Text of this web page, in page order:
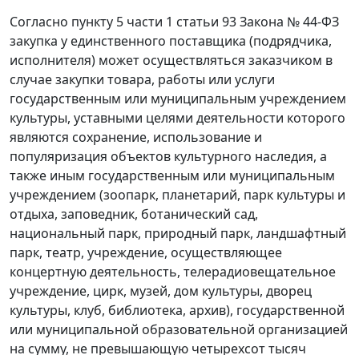
Согласно пункту 5 части 1 статьи 93 Закона № 44-ФЗ
закупка у единственного поставщика (подрядчика,
исполнителя) может осуществляться заказчиком в
случае закупки товара, работы или услуги
государственным или муниципальным учреждением
культуры, уставными целями деятельности которого
являются сохранение, использование и
популяризация объектов культурного наследия, а
также иным государственным или муниципальным
учреждением (зоопарк, планетарий, парк культуры и
отдыха, заповедник, ботанический сад,
национальный парк, природный парк, ландшафтный
парк, театр, учреждение, осуществляющее
концертную деятельность, телерадиовещательное
учреждение, цирк, музей, дом культуры, дворец
культуры, клуб, библиотека, архив), государственной
или муниципальной образовательной организацией
на сумму, не превышающую четырехсот тысяч